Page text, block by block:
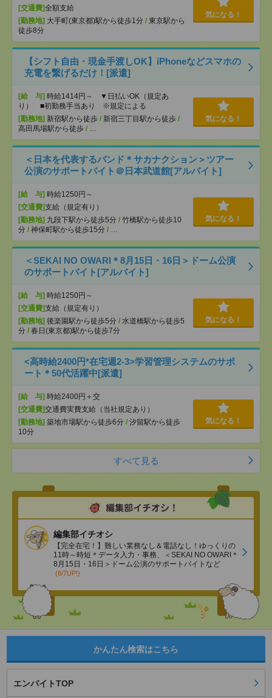
[交通費]全額支給
[勤務地] 大手町(東京都)駅から徒歩1分 / 東京駅から
徒歩8分
気になる！
【シフト自由・現金手渡しOK】iPhoneなどスマホの
充電を繋げるだけ！[派遣]
[給 与] 時給1414円～ ▼日払いOK（規定あ
り） ■初勤務手当あり ※規定による
[勤務地] 新宿駅から徒歩 / 新宿三丁目駅から徒歩 /
高田馬場駅から徒歩 / …
気になる！
＜日本を代表するバンド＊サカナクション＞ツアー
公演のサポートバイト＠日本武道館[アルバイト]
[給 与] 時給1250円～
[交通費]支給（規定有り）
[勤務地] 九段下駅から徒歩5分 / 竹橋駅から徒歩10
分 / 神保町駅から徒歩15分 / …
気になる！
＜SEKAI NO OWARI＊8月15日・16日＞ドーム公演
のサポートバイト[アルバイト]
[給 与] 時給1250円～
[交通費]支給（規定有り）
[勤務地] 後楽園駅から徒歩5分 / 水道橋駅から徒歩5
分 / 春日(東京都)駅から徒歩7分
気になる！
<高時給2400円*在宅週2-3>学習管理システムのサポ
ート＊50代活躍中[派遣]
[給 与] 時給2400円＋交
[交通費]交通費実費支給（当社規定あり）
[勤務地] 築地市場駅から徒歩6分 / 汐留駅から徒歩
10分
気になる！
すべて見る
編集部イチオシ
【完全在宅！】難しい業務なし＆電話なし！ゆっくりの
11時～時短＊データ入力・事務、＜SEKAI NO OWARI＊
8月15日・16日＞ドーム公演のサポートバイトなど
(8/7UP!)
かんたん検索はこちら
エンバイトTOP